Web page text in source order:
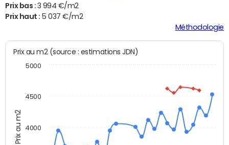
Prix bas : 3 994 €/m2
Prix haut : 5 037 €/m2
Méthodologie
Prix au m2
Prix au m2 (source : estimations JDN)
4000
4500
5000